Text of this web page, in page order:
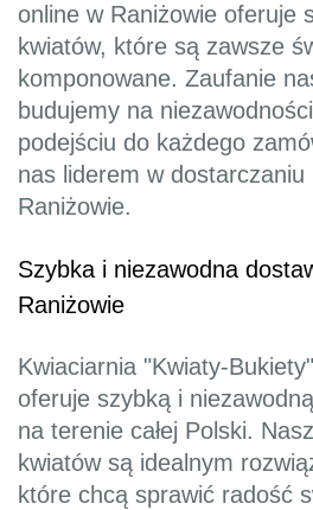
online w Raniżowie oferuje
kwiatów, które są zawsze
komponowane. Zaufanie
budujemy na
podejściu do każdego
nas liderem w dostarczaniu
Raniżowie.
Szybka i niezawodna
Raniżowie
Kwiaciarnia "Kwiaty-
oferuje szybką i
na terenie całej Polski.
kwiatów są idealnym
które chcą sprawić radość